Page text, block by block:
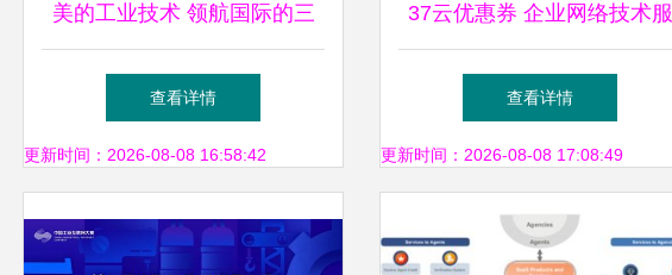
美的工业技术 领航国际的三
大企业网络技术服务
查看详情
更新时间：2026-08-08 16:58:42
37云优惠券 企业网络技术服
务新选择，降本增效双驱动
查看详情
更新时间：2026-08-08 17:08:49